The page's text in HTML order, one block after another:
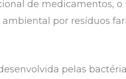
de medicamentos, o
por resíduos
pelas